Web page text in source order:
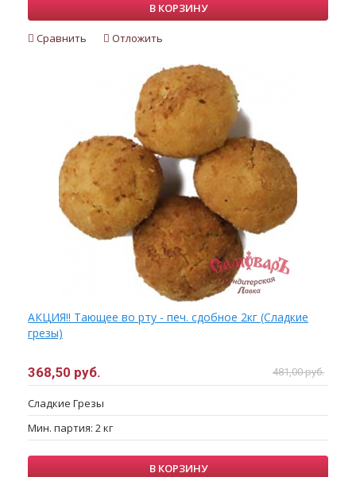
В КОРЗИНУ
Сравнить Отложить
АКЦИЯ!! Тающее во рту - печ. сдобное 2кг (Сладкие
грезы)
368,50 руб. 481,00 руб.
Сладкие Грезы
Мин. партия: 2 кг
В КОРЗИНУ